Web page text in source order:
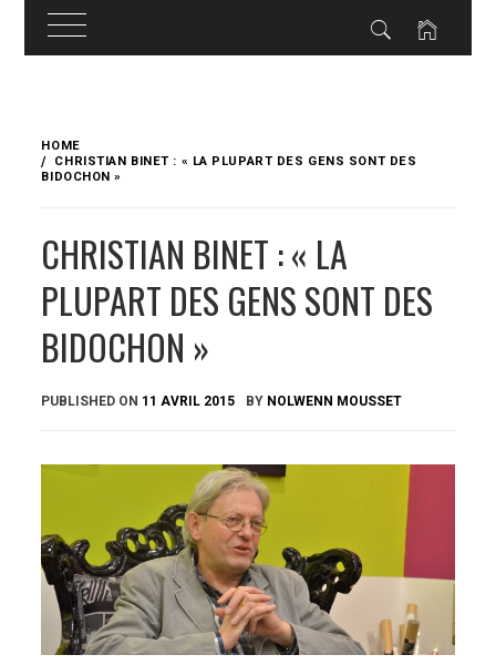
content
HOME
CHRISTIAN BINET : « LA PLUPART DES GENS SONT DES
BIDOCHON »
CHRISTIAN BINET : « LA
PLUPART DES GENS SONT DES
BIDOCHON »
PUBLISHED ON 11 AVRIL 2015 BY NOLWENN MOUSSET